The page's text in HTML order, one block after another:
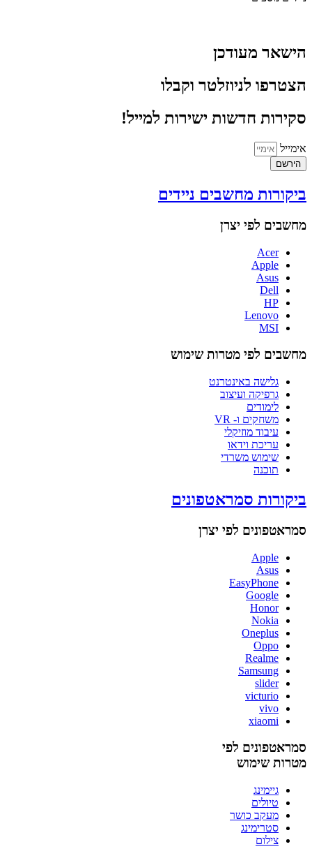
הישאר מעודכן
הצטרפו לניוזלטר וקבלו
סקירות חדשות ישירות למייל!
אימייל
הירשם
ביקורות מחשבים ניידים
מחשבים לפי יצרן
Acer
Apple
Asus
Dell
HP
Lenovo
MSI
מחשבים לפי מטרות שימוש
גלישה באינטרנט
גרפיקה ועיצוב
לימודים
משחקים ו- VR
עיבוד מוזיקלי
עריכת וידאו
שימוש משרדי
תוכנה
ביקורות סמראטפונים
סמראטפונים לפי יצרן
Apple
Asus
EasyPhone
Google
Honor
Nokia
Oneplus
Oppo
Realme
Samsung
slider
victurio
vivo
xiaomi
סמראטפונים לפי
מטרות שימוש
גיימינג
טיולים
מעקב כושר
סטרימינג
צילום